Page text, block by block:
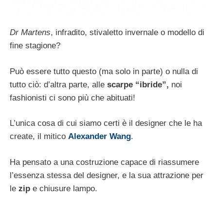
Dr Martens, infradito, stivaletto invernale o modello di
fine stagione?
Può essere tutto questo (ma solo in parte) o nulla di
tutto ciò: d’altra parte, alle scarpe “ibride”, noi
fashionisti ci sono più che abituati!
L’unica cosa di cui siamo certi è il designer che le ha
create, il mitico Alexander Wang.
Ha pensato a una costruzione capace di riassumere
l’essenza stessa del designer, e la sua attrazione per
le zip e chiusure lampo.